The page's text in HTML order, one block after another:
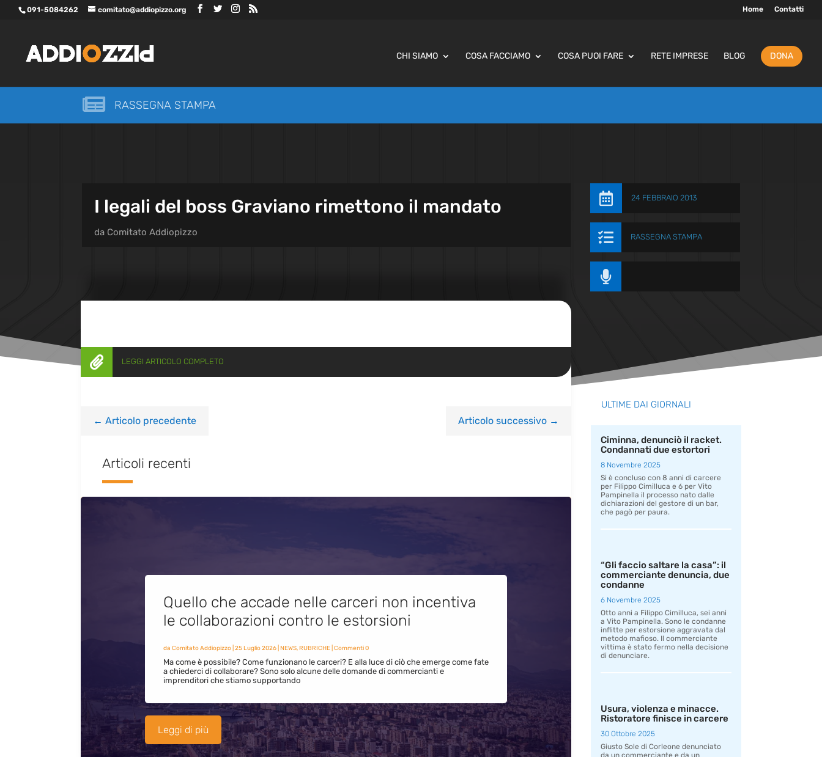
091-5084262 comitato@addiopizzo.org Home Contatti
CHI SIAMO COSA FACCIAMO COSA PUOI FARE RETE IMPRESE BLOG DONA
 RASSEGNA STAMPA
I legali del boss Graviano rimettono il mandato
da Comitato Addiopizzo
 24 FEBBRAIO 2013
 RASSEGNA STAMPA

 LEGGI ARTICOLO COMPLETO
← Articolo precedente Articolo successivo→
Articoli recenti
Quello che accade nelle carceri non incentiva
le collaborazioni contro le estorsioni
da Comitato Addiopizzo| 25 Luglio 2026| NEWS,RUBRICHE| Commenti 0
Ma come è possibile? Come funzionano le carceri? E alla luce di ciò che emerge come fate
a chiederci di collaborare? Sono solo alcune delle domande di commercianti e
imprenditori che stiamo supportando
Leggi di più
ULTIME DAI GIORNALI
Ciminna, denunciò il racket.
Condannati due estortori
8 Novembre 2025
Si è concluso con 8 anni di carcere
per Filippo Cimilluca e 6 per Vito
Pampinella il processo nato dalle
dichiarazioni del gestore di un bar,
che pagò per paura.
“Gli faccio saltare la casa”: il
commerciante denuncia, due
condanne
6 Novembre 2025
Otto anni a Filippo Cimilluca, sei anni
a Vito Pampinella. Sono le condanne
inflitte per estorsione aggravata dal
metodo mafioso. Il commerciante
vittima è stato fermo nella decisione
di denunciare.
Usura, violenza e minacce.
Ristoratore finisce in carcere
30 Ottobre 2025
Giusto Sole di Corleone denunciato
da un commerciante e da un